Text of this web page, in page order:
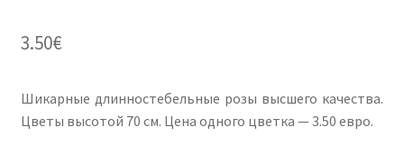
3.50€
Шикарные длинностебельные розы высшего качества.
Цветы высотой 70 см. Цена одного цветка — 3.50 евро.